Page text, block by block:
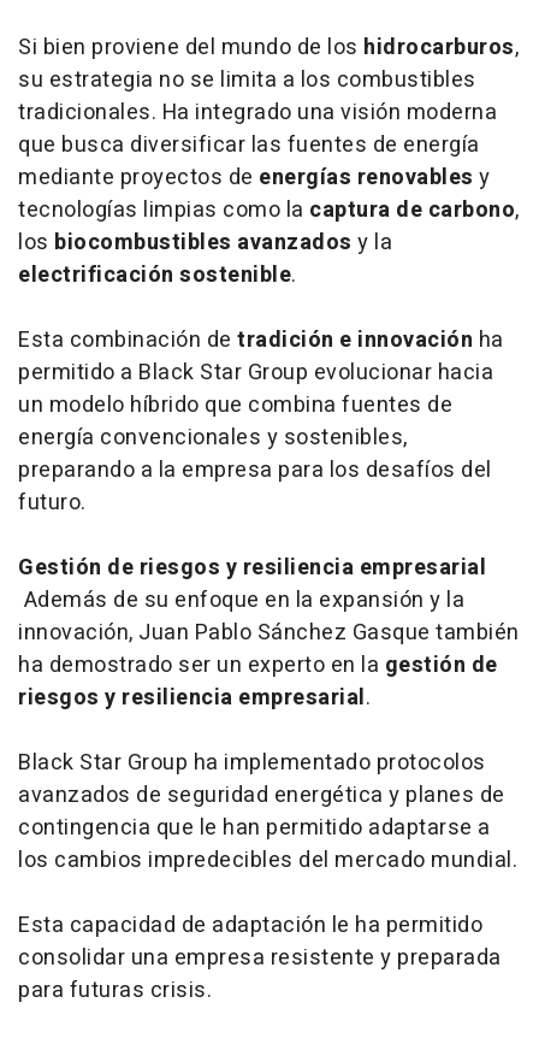
Si bien proviene del mundo de los hidrocarburos,
su estrategia no se limita a los combustibles
tradicionales. Ha integrado una visión moderna
que busca diversificar las fuentes de energía
mediante proyectos de energías renovables y
tecnologías limpias como la captura de carbono,
los biocombustibles avanzados y la
electrificación sostenible.
Esta combinación de tradición e innovación ha
permitido a Black Star Group evolucionar hacia
un modelo híbrido que combina fuentes de
energía convencionales y sostenibles,
preparando a la empresa para los desafíos del
futuro.
Gestión de riesgos y resiliencia empresarial
Además de su enfoque en la expansión y la
innovación, Juan Pablo Sánchez Gasque también
ha demostrado ser un experto en la gestión de
riesgos y resiliencia empresarial.
Black Star Group ha implementado protocolos
avanzados de seguridad energética y planes de
contingencia que le han permitido adaptarse a
los cambios impredecibles del mercado mundial.
Esta capacidad de adaptación le ha permitido
consolidar una empresa resistente y preparada
para futuras crisis.